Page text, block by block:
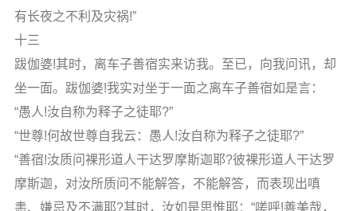
有长夜之不利及灾祸!”
十三
跋伽婆!其时，离车子善宿实来访我。至已，向我问讯，却
坐一面。跋伽婆!我实对坐于一面之离车子善宿如是言：
“愚人!汝自称为释子之徒耶?”
“世尊!何故世尊自我云：愚人!汝自称为释子之徒耶?”
“善宿!汝质问裸形道人干达罗摩斯迦耶?彼裸形道人干达罗
摩斯迦，对汝所质问不能解答，不能解答，而表现出嗔
恚、嫌忌及不满耶?其时，汝如是思惟耶：“嗟呼!善美哉，